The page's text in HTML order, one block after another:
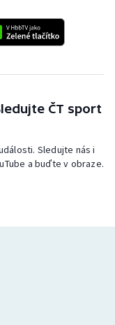
ČT sport
Sledujte nás i
a buďte v obraze.